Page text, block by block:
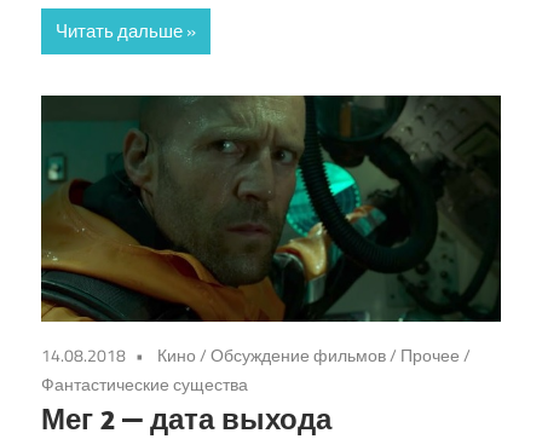
Читать дальше
14.08.2018 Кино/Обсуждение фильмов/ Прочее/
Фантастические существа
Мег 2 — дата выхода